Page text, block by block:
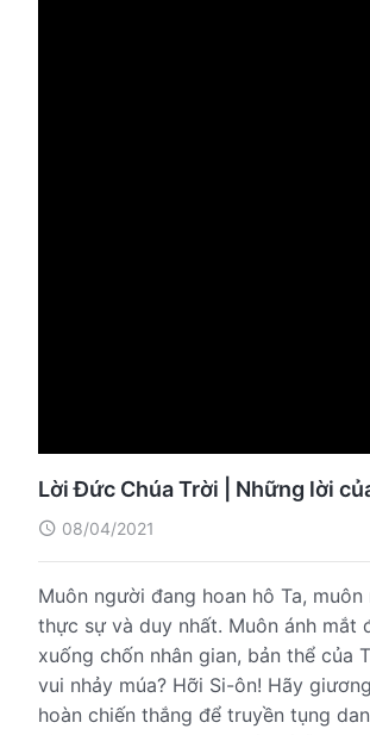
Lời Đức Chúa Trời | Những lời
08/04/2021
Muôn người đang hoan hô Ta,
thực sự và duy nhất. Muôn ánh mắt
xuống chốn nhân gian, bản thể của
vui nhảy múa? Hỡi Si-ôn! Hãy
hoàn chiến thắng để truyền tụng